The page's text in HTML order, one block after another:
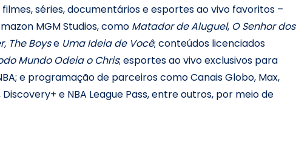
séries, documentários e esportes ao vivo favoritos –
MGM Studios, como Matador de Aluguel, O Senhor dos
The Boyse Uma Ideia de Você; conteúdos licenciados
Mundo Odeia o Chris; esportes ao vivo exclusivos para
e programação de parceiros como Canais Globo, Max,
e NBA League Pass, entre outros, por meio de